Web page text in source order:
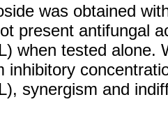
was obtained
present antifungal
when tested alone.
inhibitory
synergism and